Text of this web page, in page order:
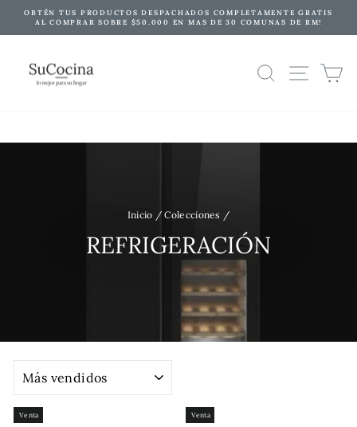
directamente
diapositivas
pausa
OBTÉN TUS PRODUCTOS DESPACHADOS COMPLETAMENTE GRATIS
AL COMPRAR SOBRE $50.000 EN MAS DE 30 COMUNAS DE RM!
BUSCAR
Inicio / Colecciones /
REFRIGERACIÓN
ORDENAR
Venta Venta